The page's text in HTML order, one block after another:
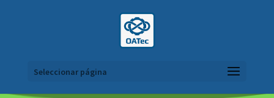
Seleccionar página